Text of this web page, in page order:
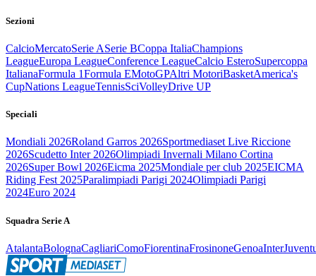
Sezioni
CalcioMercatoSerie ASerie BCoppa ItaliaChampions
LeagueEuropa LeagueConference LeagueCalcio EsteroSupercoppa
ItalianaFormula 1Formula EMotoGPAltri MotoriBasketAmerica's
CupNations LeagueTennisSciVolleyDrive UP
Speciali
Mondiali 2026Roland Garros 2026Sportmediaset Live Riccione
2026Scudetto Inter 2026Olimpiadi Invernali Milano Cortina
2026Super Bowl 2026Eicma 2025Mondiale per club 2025EICMA
Riding Fest 2025Paralimpiadi Parigi 2024Olimpiadi Parigi
2024Euro 2024
Squadra Serie A
AtalantaBolognaCagliariComoFiorentinaFrosinoneGenoaInter